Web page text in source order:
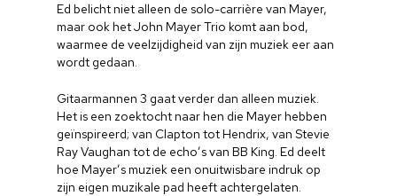
Ed belicht niet alleen de solo-carrière van Mayer,
maar ook het John Mayer Trio komt aan bod,
waarmee de veelzijdigheid van zijn muziek eer aan
wordt gedaan.
Gitaarmannen 3 gaat verder dan alleen muziek.
Het is een zoektocht naar hen die Mayer hebben
geïnspireerd; van Clapton tot Hendrix, van Stevie
Ray Vaughan tot de echo’s van BB King. Ed deelt
hoe Mayer’s muziek een onuitwisbare indruk op
zijn eigen muzikale pad heeft achtergelaten.